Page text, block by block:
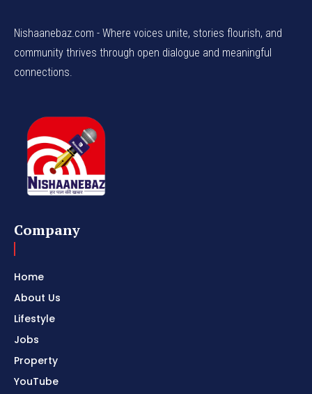
Nishaanebaz.com - Where voices unite, stories flourish, and
community thrives through open dialogue and meaningful
connections.
Company
Home
About Us
Lifestyle
Jobs
Property
YouTube